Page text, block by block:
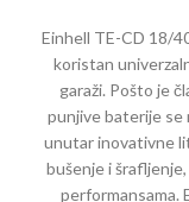
Einhell TE-CD 18/
koristan
garaži. Pošto je
punjive baterije se
unutar inovativne
bušenje i
performansama.